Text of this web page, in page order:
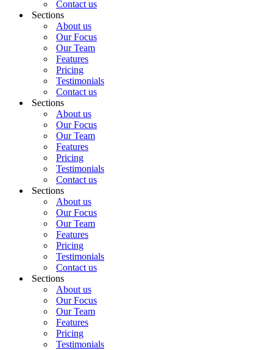
Contact us
Sections
About us
Our Focus
Our Team
Features
Pricing
Testimonials
Contact us
Sections
About us
Our Focus
Our Team
Features
Pricing
Testimonials
Contact us
Sections
About us
Our Focus
Our Team
Features
Pricing
Testimonials
Contact us
Sections
About us
Our Focus
Our Team
Features
Pricing
Testimonials